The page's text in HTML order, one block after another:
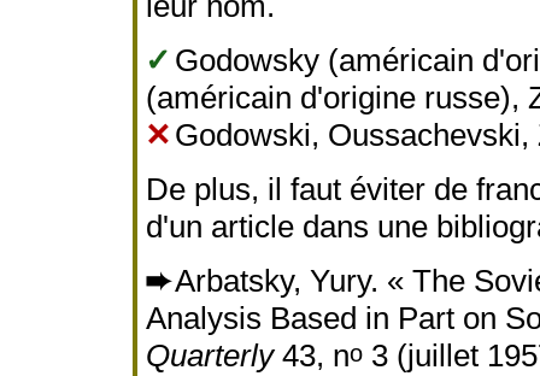
✓ Godowsky (américain
(américain d'origine russe),
✕ Godowski,
De plus, il faut éviter de
d'un article dans une
➨Arbatsky, Yury. « The
Analysis Based in Part on
Quarterly43, no3 (juillet